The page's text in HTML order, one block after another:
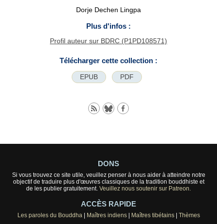
Dorje Dechen Lingpa
Plus d'infos :
Profil auteur sur BDRC (P1PD108571)
Télécharger cette collection :
EPUB PDF
DONS
Si vous trouvez ce site utile, veuillez penser à nous aider à atteindre notre
objectif de traduire plus d'œuvres classiques de la tradition bouddhiste et
de les publier gratuitement. Veuillez nous soutenir sur Patreon.
ACCÈS RAPIDE
Les paroles du Bouddha| Maîtres indiens| Maîtres tibétains| Thèmes